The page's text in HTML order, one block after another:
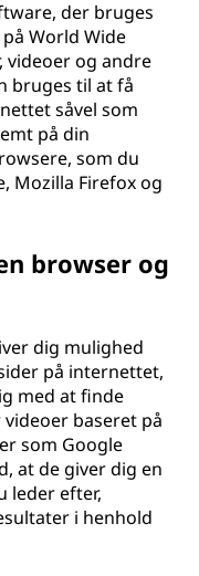
der bruges
World Wide
videoer og andre
bruges til at få
såvel som
på din
som du
Mozilla Firefox og
browser og
dig mulighed
på internettet,
med at finde
baseret på
som Google
at de giver dig en
leder efter,
i henhold